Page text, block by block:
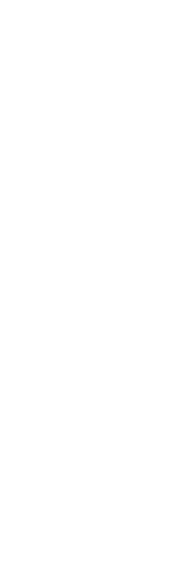
the rise since the
At Pediatric